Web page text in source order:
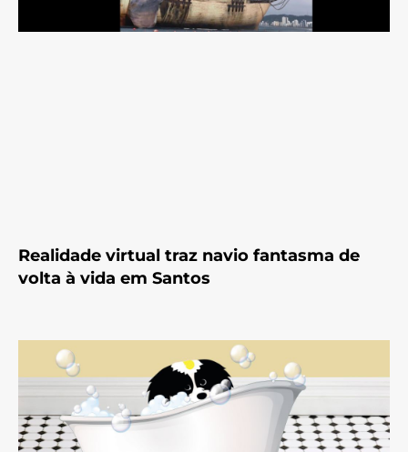
Realidade virtual traz navio fantasma de
volta à vida em Santos